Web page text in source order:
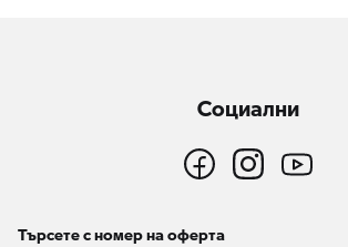
Социални
Търсете с номер на оферта